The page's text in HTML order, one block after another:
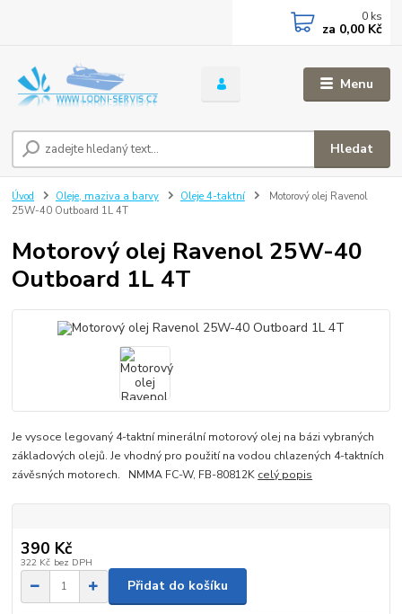
Menu
Hledat
0 ks
za 0,00 Kč
Úvod Oleje, maziva a barvy Oleje 4-taktní
Motorový olej Ravenol
25W-40 Outboard 1L 4T
Motorový olej Ravenol 25W-40
Outboard 1L 4T
Je vysoce legovaný 4-taktní minerální motorový olej na bázi vybraných
základových olejů. Je vhodný pro použití na vodou chlazených 4-taktních
závěsných motorech. NMMA FC-W, FB-80812K celý popis
390 Kč
322 Kč bez DPH
Přidat do košíku